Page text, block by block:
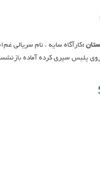
:کارآگاه سایه ، نام
پلیس سپری کرده آماده